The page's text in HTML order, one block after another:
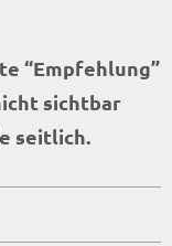
“Empfehlung”
sichtbar
seitlich.